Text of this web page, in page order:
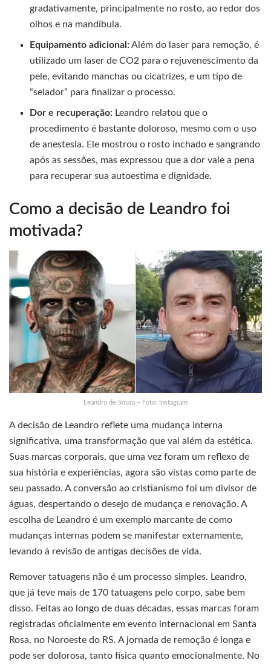
gradativamente, principalmente no rosto, ao redor dos
olhos e na mandíbula.
Equipamento adicional:Além do laser para remoção, é
utilizado um laser de CO2 para o rejuvenescimento da
pele, evitando manchas ou cicatrizes, e um tipo de
“selador” para finalizar o processo.
Dor e recuperação: Leandro relatou que o
procedimento é bastante doloroso, mesmo com o uso
de anestesia. Ele mostrou o rosto inchado e sangrando
após as sessões, mas expressou que a dor vale a pena
para recuperar sua autoestima e dignidade.
Como a decisão de Leandro foi
motivada?
Leandro de Souza – Foto: Instagram
A decisão de Leandro reflete uma mudança interna
significativa, uma transformação que vai além da estética.
Suas marcas corporais, que uma vez foram um reflexo de
sua história e experiências, agora são vistas como parte de
seu passado. A conversão ao cristianismo foi um divisor de
águas, despertando o desejo de mudança e renovação. A
escolha de Leandro é um exemplo marcante de como
mudanças internas podem se manifestar externamente,
levando à revisão de antigas decisões de vida.
Remover tatuagens não é um processo simples. Leandro,
que já teve mais de 170 tatuagens pelo corpo, sabe bem
disso. Feitas ao longo de duas décadas, essas marcas foram
registradas oficialmente em evento internacional em Santa
Rosa, no Noroeste do RS. A jornada de remoção é longa e
pode ser dolorosa, tanto física quanto emocionalmente. No